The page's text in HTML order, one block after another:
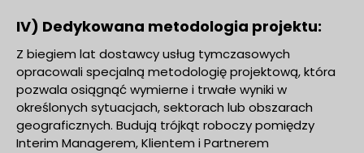
IV) Dedykowana metodologia projektu:
Z biegiem lat dostawcy usług tymczasowych
opracowali specjalną metodologię projektową, która
pozwala osiągnąć wymierne i trwałe wyniki w
określonych sytuacjach, sektorach lub obszarach
geograficznych. Budują trójkąt roboczy pomiędzy
Interim Managerem, Klientem i Partnerem